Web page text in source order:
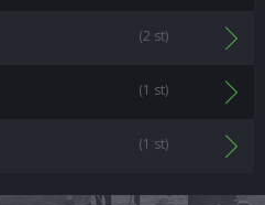
(2 st)
(1 st)
(1 st)